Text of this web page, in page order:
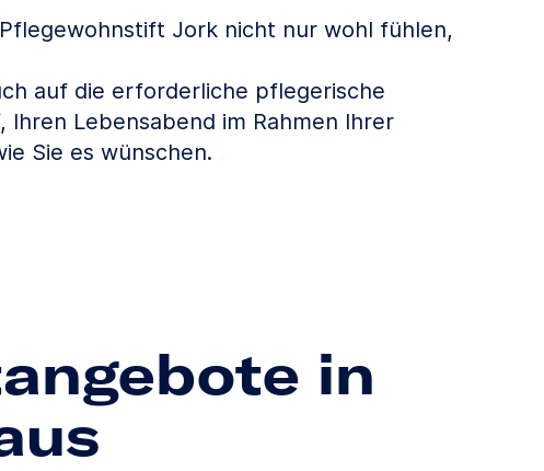
Jork nicht nur wohl fühlen,
auf die erforderliche pflegerische
Lebensabend im Rahmen Ihrer
Sie es wünschen.
in